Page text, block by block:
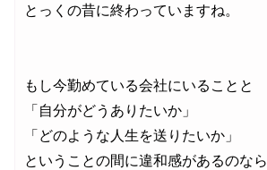
とっくの昔に終わっていますね。
もし今勤めている会社にいることと
「自分がどうありたいか」
「どのような人生を送りたいか」
ということの間に違和感があるのなら